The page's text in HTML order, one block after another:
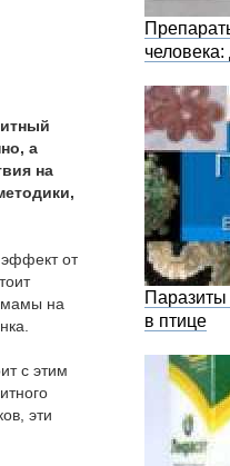
а
на
от
мамы на
с этим
эти
человека:
Паразиты
в птице